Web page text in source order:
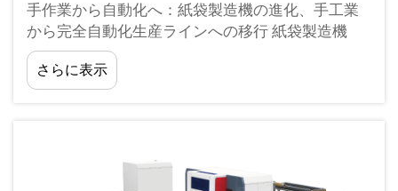
手作業から自動化へ：紙袋製造機の進化、手工業
から完全自動化生産ラインへの移行 紙袋製造機
は、単純な手工具としてのささやかな始まりから
大きく進化してきました。19世紀初頭...
さらに表示